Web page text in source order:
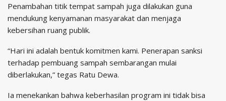
Penambahan titik tempat sampah juga dilakukan guna
mendukung kenyamanan masyarakat dan menjaga
kebersihan ruang publik.
“Hari ini adalah bentuk komitmen kami. Penerapan sanksi
terhadap pembuang sampah sembarangan mulai
diberlakukan,” tegas Ratu Dewa.
Ia menekankan bahwa keberhasilan program ini tidak bisa